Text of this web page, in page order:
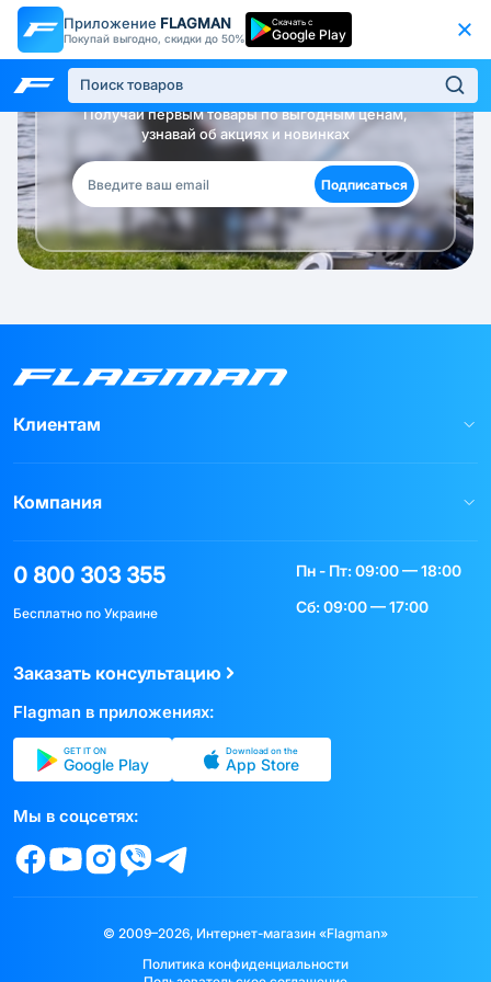
Приложение FLAGMAN
Покупай выгодно, скидки до 50%
Скачать с
Google Play
Будь в курсе!
Получай первым товары по выгодным ценам,
узнавай об акциях и новинках
Подписаться
Клиентам
Компания
0 800 303 355
Бесплатно по Украине
Пн - Пт: 09:00 — 18:00
Сб: 09:00 — 17:00
Заказать консультацию
Flagman в приложениях:
GET IT ON
Google Play
Download on the
App Store
Мы в соцсетях:
© 2009–2026, Интернет-магазин «Flagman»
Политика конфиденциальности